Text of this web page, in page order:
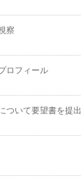
察
ロフィール
ついて要望書を提出